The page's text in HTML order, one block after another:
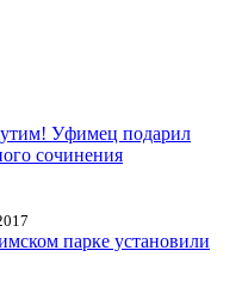
Уфимец подарил
сочинения
парке установили